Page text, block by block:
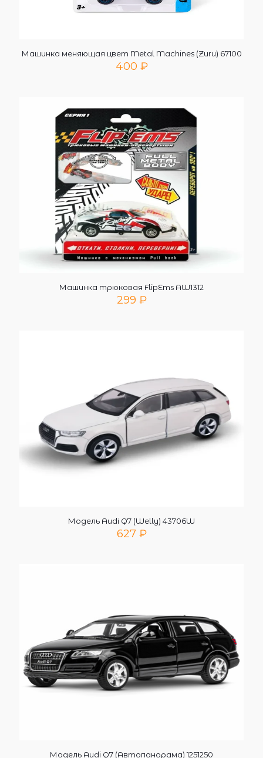
Машинка меняющая цвет Metal Machines (Zuru) 67100
400 ₽
Машинка трюковая FlipEms AW1312
299 ₽
Модель Audi Q7 (Welly) 43706W
627 ₽
Модель Audi Q7 (Автопанорама) 1251250